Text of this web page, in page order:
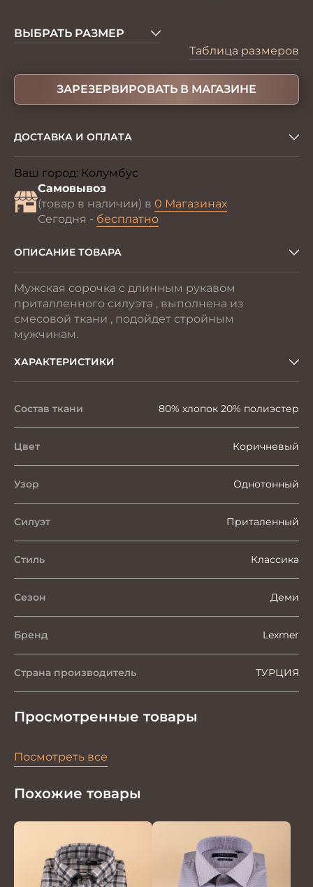
ВЫБРАТЬ РАЗМЕР
Таблица размеров
ЗАРЕЗЕРВИРОВАТЬ В МАГАЗИНЕ
ДОСТАВКА И ОПЛАТА
Ваш город: Колумбус
Самовывоз
(товар в наличии) в 0 Магазинах
Сегодня - бесплатно
ОПИСАНИЕ ТОВАРА
Мужская сорочка с длинным рукавом
приталленного силуэта , выполнена из
смесовой ткани , подойдет стройным
мужчинам.
ХАРАКТЕРИСТИКИ
Состав ткани 80% хлопок 20% полиэстер
Цвет Коричневый
Узор Однотонный
Силуэт Приталенный
Стиль Классика
Сезон Деми
Бренд Lexmer
Страна производитель ТУРЦИЯ
Просмотренные товары
Посмотреть все
Похожие товары